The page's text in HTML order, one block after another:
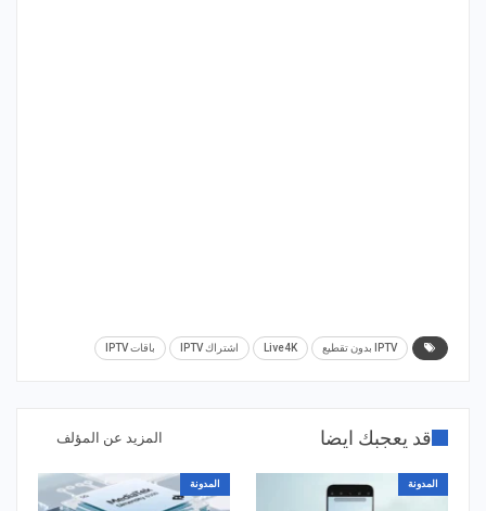
IPTV بدون تقطيع Live4K اشتراك IPTV باقات IPTV
قد يعجبك ايضا المزيد عن المؤلف
المدونة المدونة